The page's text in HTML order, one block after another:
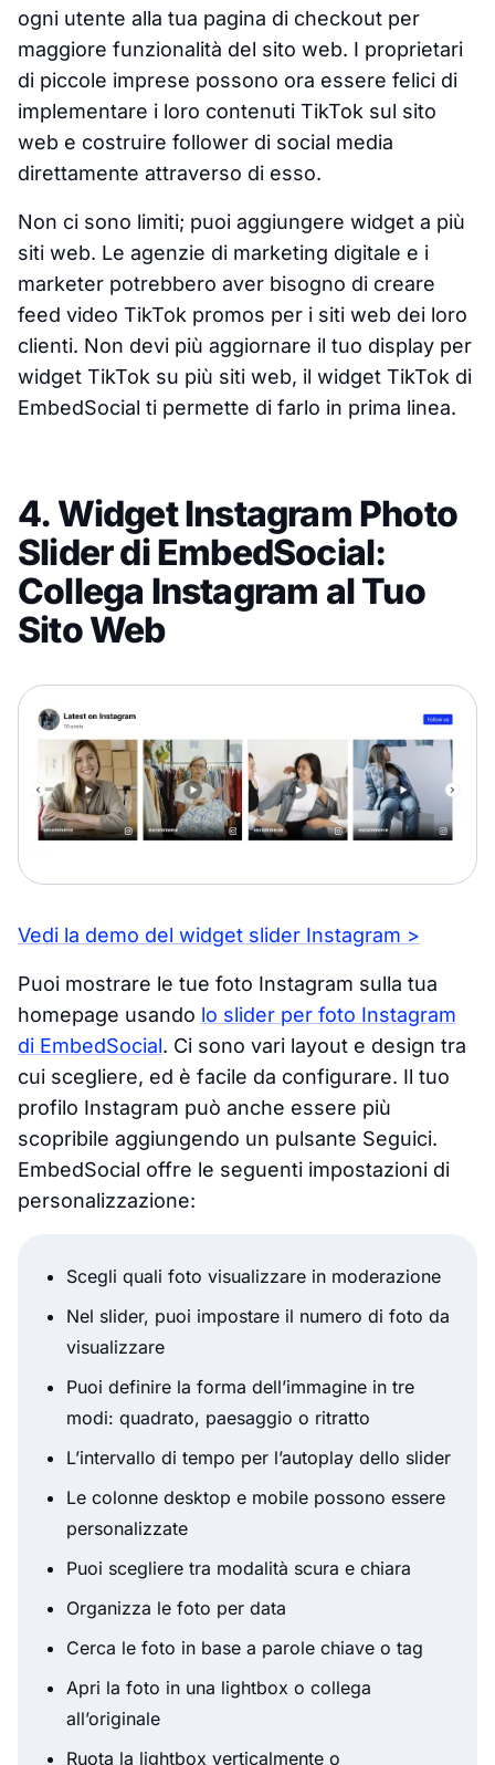
ogni utente alla tua pagina di checkout per
maggiore funzionalità del sito web. I proprietari
di piccole imprese possono ora essere felici di
implementare i loro contenuti TikTok sul sito
web e costruire follower di social media
direttamente attraverso di esso.
Non ci sono limiti; puoi aggiungere widget a più
siti web. Le agenzie di marketing digitale e i
marketer potrebbero aver bisogno di creare
feed video TikTok promos per i siti web dei loro
clienti. Non devi più aggiornare il tuo display per
widget TikTok su più siti web, il widget TikTok di
EmbedSocial ti permette di farlo in prima linea.
4. Widget Instagram Photo
Slider di EmbedSocial:
Collega Instagram al Tuo
Sito Web
Vedi la demo del widget slider Instagram >
Puoi mostrare le tue foto Instagram sulla tua
homepage usando lo slider per foto Instagram
di EmbedSocial. Ci sono vari layout e design tra
cui scegliere, ed è facile da configurare. Il tuo
profilo Instagram può anche essere più
scopribile aggiungendo un pulsante Seguici.
EmbedSocial offre le seguenti impostazioni di
personalizzazione:
Scegli quali foto visualizzare in moderazione
Nel slider, puoi impostare il numero di foto da
visualizzare
Puoi definire la forma dell’immagine in tre
modi: quadrato, paesaggio o ritratto
L’intervallo di tempo per l’autoplay dello slider
Le colonne desktop e mobile possono essere
personalizzate
Puoi scegliere tra modalità scura e chiara
Organizza le foto per data
Cerca le foto in base a parole chiave o tag
Apri la foto in una lightbox o collega
all’originale
Ruota la lightbox verticalmente o